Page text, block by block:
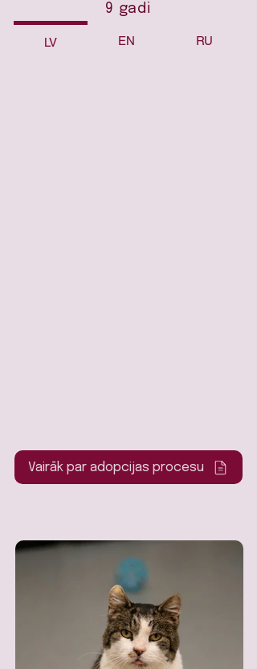
LV EN RU
Vairāk par adopcijas procesu
9 gadi